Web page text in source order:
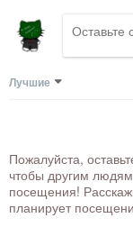
Лучшие
Пожалуйста,
чтобы другим
посещения!
планирует